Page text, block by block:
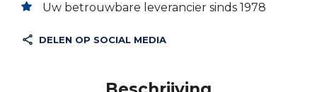
Uw betrouwbare leverancier sinds 1978
DELEN OP SOCIAL MEDIA